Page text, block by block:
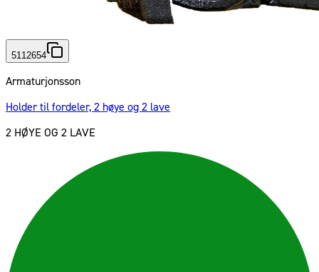
5112654
Armaturjonsson
Holder til fordeler, 2 høye og 2 lave
2 HØYE OG 2 LAVE